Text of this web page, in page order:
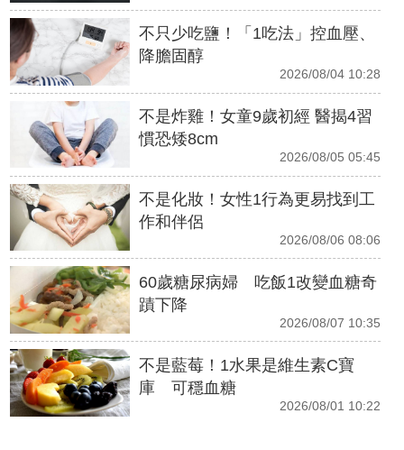
不只少吃鹽！「1吃法」控血壓、
降膽固醇
2026/08/04 10:28
不是炸雞！女童9歲初經 醫揭4習
慣恐矮8cm
2026/08/05 05:45
不是化妝！女性1行為更易找到工
作和伴侶
2026/08/06 08:06
60歲糖尿病婦 吃飯1改變血糖奇
蹟下降
2026/08/07 10:35
不是藍莓！1水果是維生素C寶
庫 可穩血糖
2026/08/01 10:22